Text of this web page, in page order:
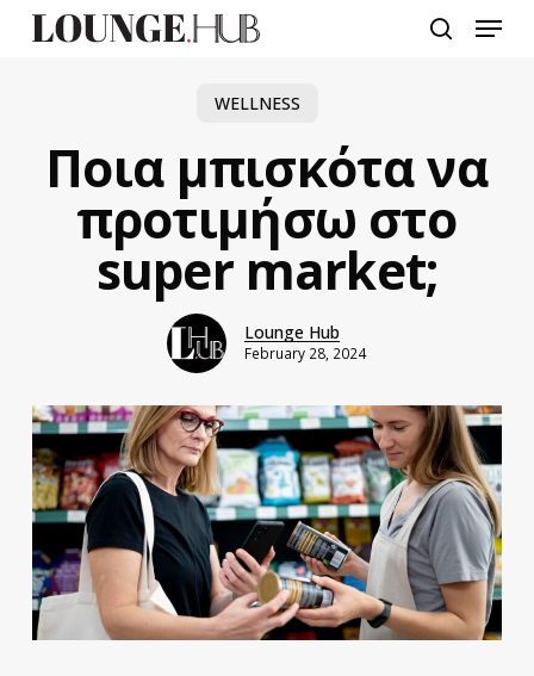
Menu
WELLNESS
Ποια μπισκότα να
προτιμήσω στο
super market;
Lounge Hub
February 28, 2024